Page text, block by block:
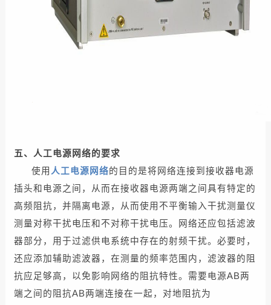
五、人工电源网络的要求
使用 人工电源网络的目的是将网络连接到接收器电源
插头和电源之间，从而在接收器电源两端之间具有特定的
高频阻抗，并隔离电源，从而使用不平衡输入干扰测量仪
测量对称干扰电压和不对称干扰电压。
网络还应包括滤波
器部分，用于过滤供电系统中存在的射频干扰。必要时，
还应添加辅助滤波器，在测量的频率范围内，滤波器的阻
抗应足够高，以免影响网络的阻抗特性。需要电源AB两
端之间的阻抗AB两端连接在一起，对地阻抗为